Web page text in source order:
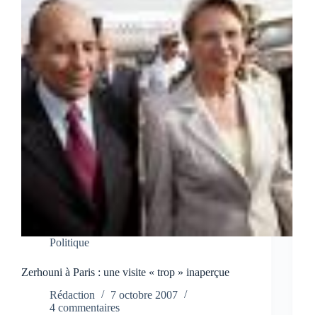
Politique
Zerhouni à Paris : une visite « trop » inaperçue
Rédaction
7 octobre 2007
4 commentaires